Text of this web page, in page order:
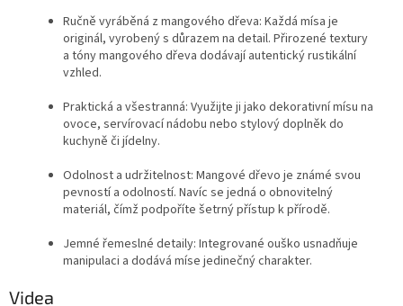
Ručně vyráběná z mangového dřeva: Každá mísa je
originál, vyrobený s důrazem na detail. Přirozené textury
a tóny mangového dřeva dodávají autentický rustikální
vzhled.
Praktická a všestranná: Využijte ji jako dekorativní mísu na
ovoce, servírovací nádobu nebo stylový doplněk do
kuchyně či jídelny.
Odolnost a udržitelnost: Mangové dřevo je známé svou
pevností a odolností. Navíc se jedná o obnovitelný
materiál, čímž podpoříte šetrný přístup k přírodě.
Jemné řemeslné detaily: Integrované ouško usnadňuje
manipulaci a dodává míse jedinečný charakter.
Videa